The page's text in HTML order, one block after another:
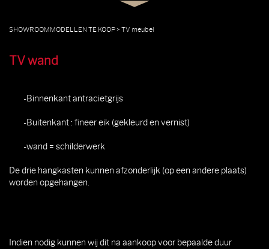
SHOWROOMMODELLEN TE KOOP> TV meubel
TV wand
-Binnenkant antracietgrijs
-Buitenkant : fineer eik (gekleurd en vernist)
-wand = schilderwerk
De drie hangkasten kunnen afzonderlijk (op een andere plaats)
worden opgehangen.
Indien nodig kunnen wij dit na aankoop voor bepaalde duur